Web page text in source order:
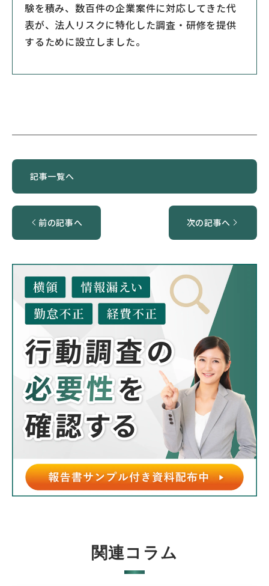
験を積み、数百件の企業案件に対応してきた代
表が、法人リスクに特化した調査・研修を提供
するために設立しました。
前の記事へ
記事一覧へ
次の記事へ
関連コラム